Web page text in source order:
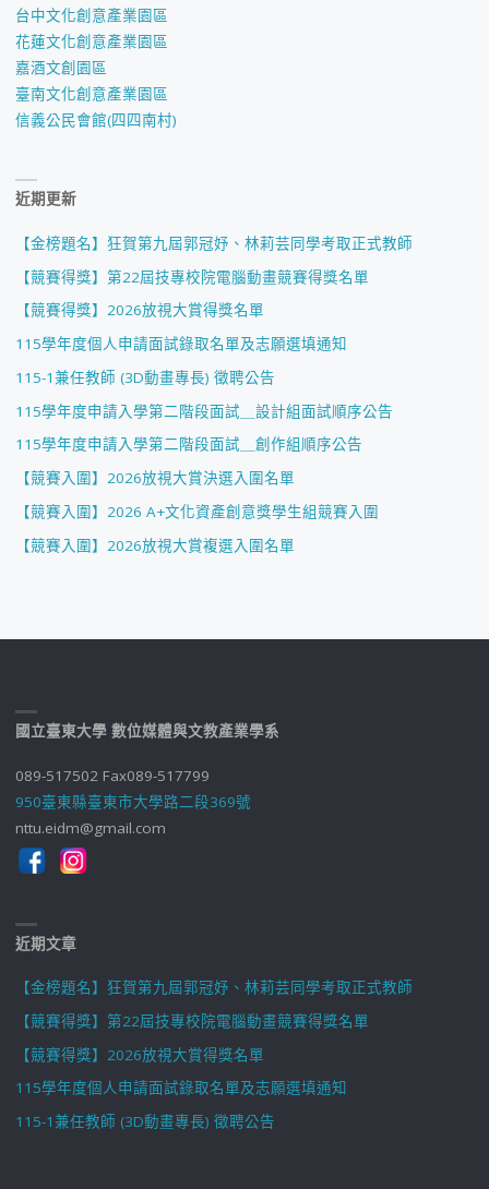
台中文化創意產業園區
花蓮文化創意產業園區
嘉酒文創園區
臺南文化創意產業園區
信義公民會館(四四南村)
近期更新
【金榜題名】狂賀第九屆郭冠妤、林莉芸同學考取正式教師
【競賽得獎】第22屆技專校院電腦動畫競賽得獎名單
【競賽得獎】2026放視大賞得獎名單
115學年度個人申請面試錄取名單及志願選填通知
115-1兼任教師 (3D動畫專長) 徵聘公告
115學年度申請入學第二階段面試＿設計組面試順序公告
115學年度申請入學第二階段面試＿創作組順序公告
【競賽入圍】2026放視大賞決選入圍名單
【競賽入圍】2026 A+文化資產創意獎學生組競賽入圍
【競賽入圍】2026放視大賞複選入圍名單
國立臺東大學 數位媒體與文教產業學系
089-517502 Fax089-517799
950臺東縣臺東市大學路二段369號
nttu.eidm@gmail.com
近期文章
【金榜題名】狂賀第九屆郭冠妤、林莉芸同學考取正式教師
【競賽得獎】第22屆技專校院電腦動畫競賽得獎名單
【競賽得獎】2026放視大賞得獎名單
115學年度個人申請面試錄取名單及志願選填通知
115-1兼任教師 (3D動畫專長) 徵聘公告